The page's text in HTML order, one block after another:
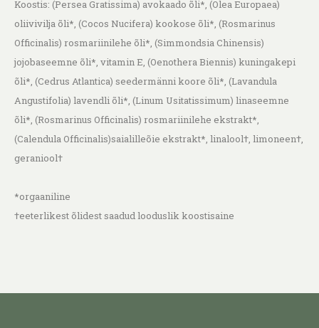
Koostis: (Persea Gratissima) avokaado õli*, (Olea Europaea)
oliivivilja õli*, (Cocos Nucifera) kookose õli*, (Rosmarinus
Officinalis) rosmariinilehe õli*, (Simmondsia Chinensis)
jojobaseemne õli*, vitamin E, (Oenothera Biennis) kuningakepi
õli*, (Cedrus Atlantica) seedermänni koore õli*, (Lavandula
Angustifolia) lavendli õli*, (Linum Usitatissimum) linaseemne
õli*, (Rosmarinus Officinalis) rosmariinilehe ekstrakt*,
(Calendula Officinalis)saialilleõie ekstrakt*, linalool†, limoneen†,
geraniool†
*orgaaniline
†eeterlikest õlidest saadud looduslik koostisaine